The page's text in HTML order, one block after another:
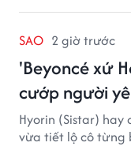
SAO 2 giờ trước
'Beyoncé xứ
cướp người
Hyorin (Sistar) hay
vừa tiết lộ cô từng